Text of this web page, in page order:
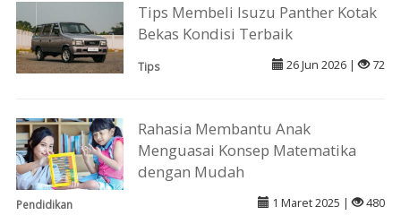
Tips Membeli Isuzu Panther Kotak
Bekas Kondisi Terbaik
Tips 26 Jun 2026 | 72
Rahasia Membantu Anak
Menguasai Konsep Matematika
dengan Mudah
Pendidikan 1 Maret 2025 | 480